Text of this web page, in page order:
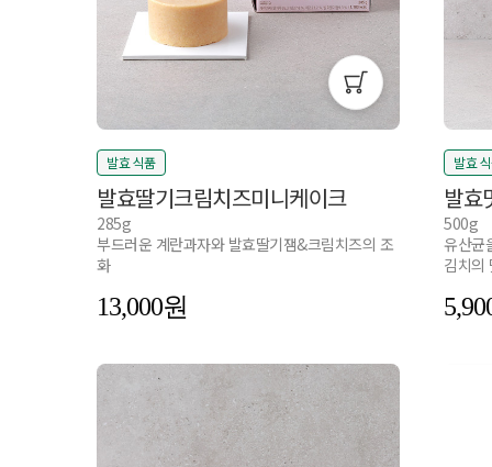
발효 식품
발효딸기크림치즈미니케이크
285g
부드러운 계란과자와 발효딸기잼&크림치즈의 조
화
13,000
발효
발효
500g
유산균
김치의